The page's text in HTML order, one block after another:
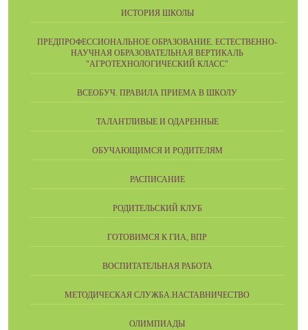
ИСТОРИЯ ШКОЛЫ
ПРЕДПРОФЕССИОНАЛЬНОЕ ОБРАЗОВАНИЕ. ЕСТЕСТВЕННО-
НАУЧНАЯ ОБРАЗОВАТЕЛЬНАЯ ВЕРТИКАЛЬ
"АГРОТЕХНОЛОГИЧЕСКИЙ КЛАСС"
ВСЕОБУЧ. ПРАВИЛА ПРИЕМА В ШКОЛУ
ТАЛАНТЛИВЫЕ И ОДАРЕННЫЕ
ОБУЧАЮЩИМСЯ И РОДИТЕЛЯМ
РАСПИСАНИЕ
РОДИТЕЛЬСКИЙ КЛУБ
ГОТОВИМСЯ К ГИА, ВПР
ВОСПИТАТЕЛЬНАЯ РАБОТА
МЕТОДИЧЕСКАЯ СЛУЖБА.НАСТАВНИЧЕСТВО
ОЛИМПИАДЫ